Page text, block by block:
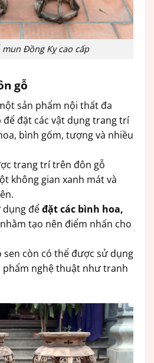
Đồng Kỵ cao cấp
gỗ
sản phẩm nội thất đa
đặt các vật dụng trang trí
bình gốm, tượng và nhiều
trang trí trên đôn gỗ
không gian xanh mát và
đểđặt các bình hoa,
tạo nên điểm nhấn cho
sen còn có thể được sử dụng
phẩm nghệ thuật như tranh